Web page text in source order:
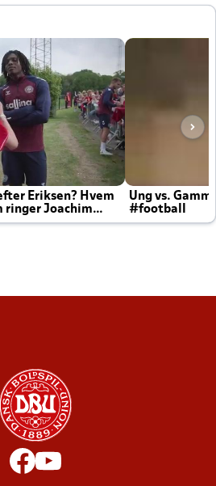
Eriksen? Hvem
ringer Joachim
Ung vs.
#football